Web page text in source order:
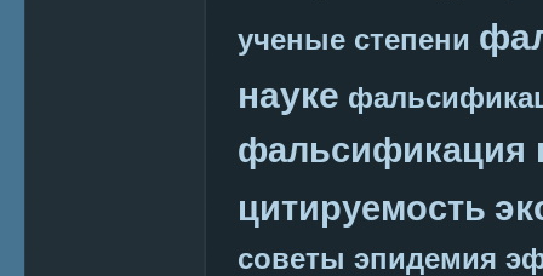
ученые степени
науке
фальсификация
цитируемость
советы эпидемия